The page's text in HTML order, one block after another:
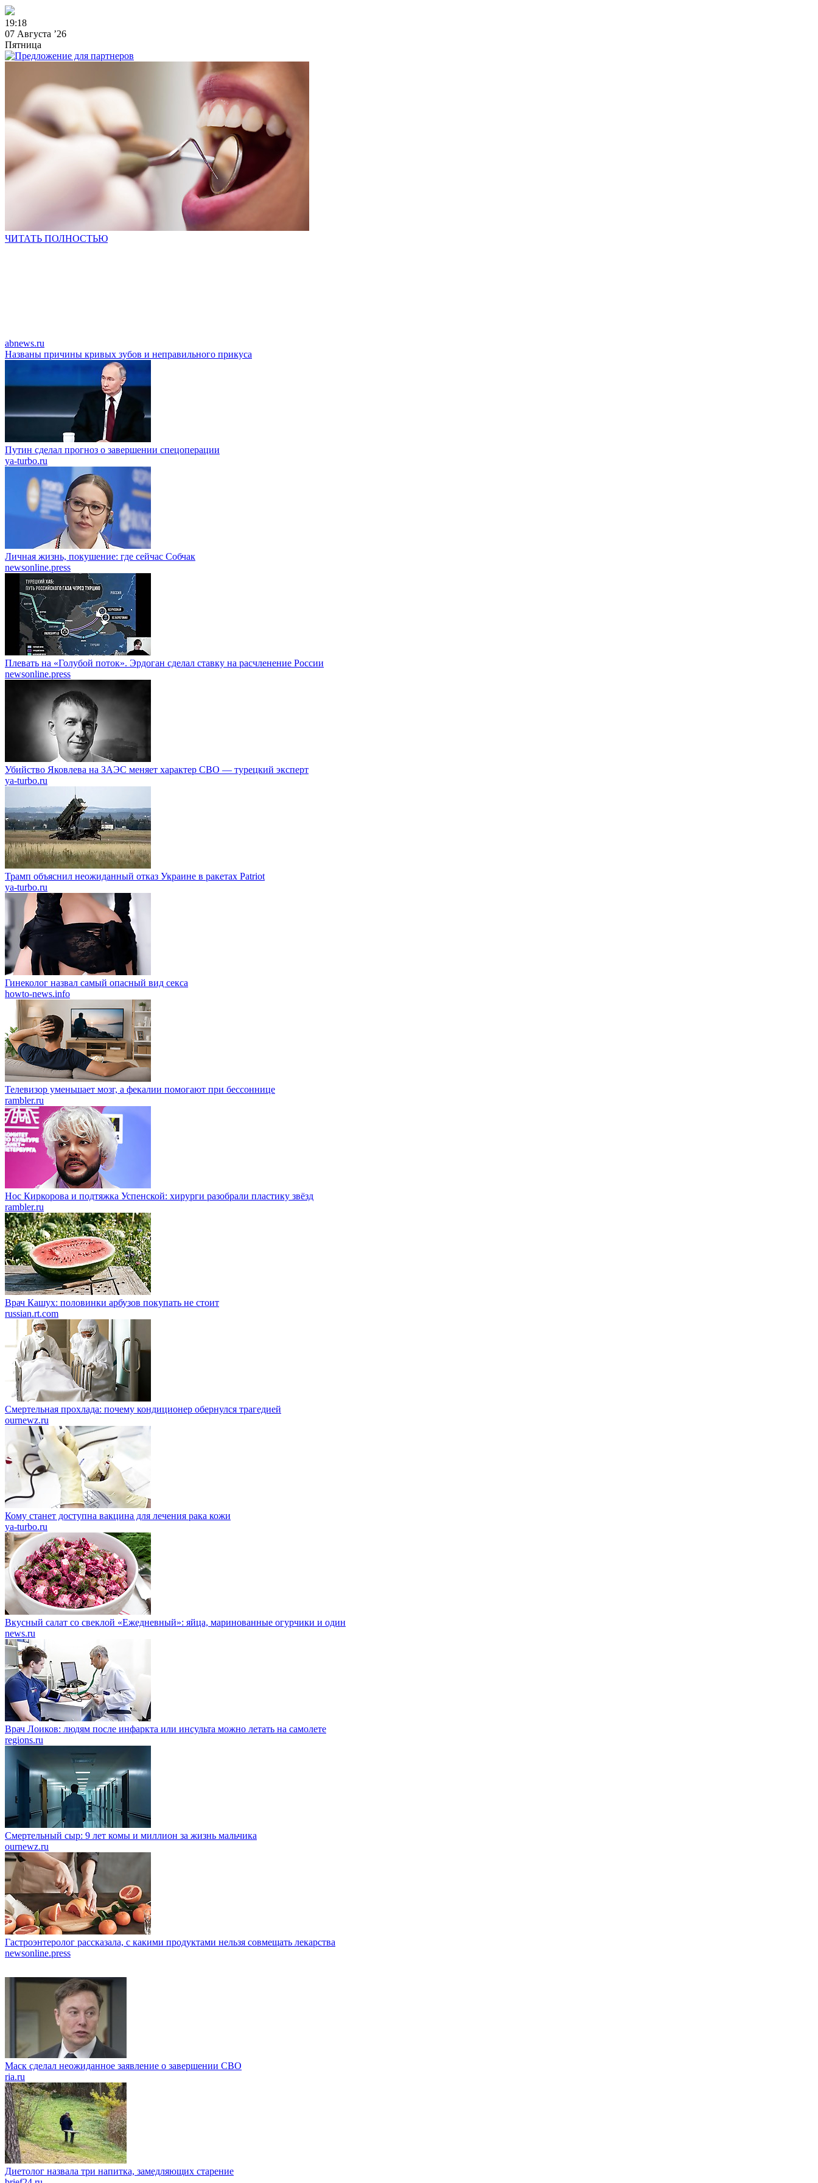
19:18
07 Августа ’26
Пятница
ЧИТАТЬ ПОЛНОСТЬЮ
abnews.ru
Названы причины кривых зубов и неправильного прикуса
Путин сделал прогноз о завершении спецоперации
ya-turbo.ru
Личная жизнь, покушение: где сейчас Собчак
newsonline.press
Плевать на «Голубой поток». Эрдоган сделал ставку на расчленение России
newsonline.press
Убийство Яковлева на ЗАЭС меняет характер СВО — турецкий эксперт
ya-turbo.ru
Трамп объяснил неожиданный отказ Украине в ракетах Patriot
ya-turbo.ru
Гинеколог назвал самый опасный вид секса
howto-news.info
Телевизор уменьшает мозг, а фекалии помогают при бессоннице
rambler.ru
Нос Киркорова и подтяжка Успенской: хирурги разобрали пластику звёзд
rambler.ru
Врач Кашух: половинки арбузов покупать не стоит
russian.rt.com
Смертельная прохлада: почему кондиционер обернулся трагедией
ournewz.ru
Кому станет доступна вакцина для лечения рака кожи
ya-turbo.ru
Вкусный салат со свеклой «Ежедневный»: яйца, маринованные огурчики и один
news.ru
Врач Лоиков: людям после инфаркта или инсульта можно летать на самолете
regions.ru
Смертельный сыр: 9 лет комы и миллион за жизнь мальчика
ournewz.ru
Гастроэнтеролог рассказала, с какими продуктами нельзя совмещать лекарства
newsonline.press
Маск сделал неожиданное заявление о завершении СВО
ria.ru
Диетолог назвала три напитка, замедляющих старение